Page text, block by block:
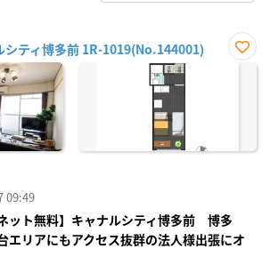
シティ博多前 1R-1019(No.144001)
お気
09:49
ット無料】キャナルシティ博多前 博多
エリアにもアクセス抜群の法人様出張にオ